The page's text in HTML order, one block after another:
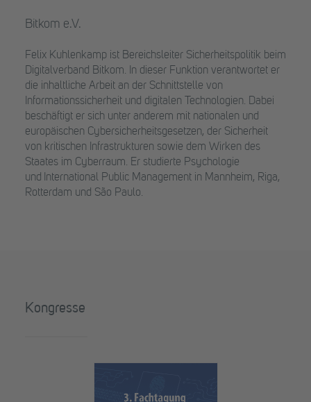
Bitkom e.V.
Felix Kuhlenkamp ist Bereichsleiter Sicherheitspolitik beim
Digitalverband Bitkom. In dieser Funktion verantwortet er
die inhaltliche Arbeit an der Schnittstelle von
Informationssicherheit und digitalen Technologien. Dabei
beschäftigt er sich unter anderem mit nationalen und
europäischen Cybersicherheitsgesetzen, der Sicherheit
von kritischen Infrastrukturen sowie dem Wirken des
Staates im Cyberraum. Er studierte Psychologie
und International Public Management in Mannheim, Riga,
Rotterdam und São Paulo.
Kongresse